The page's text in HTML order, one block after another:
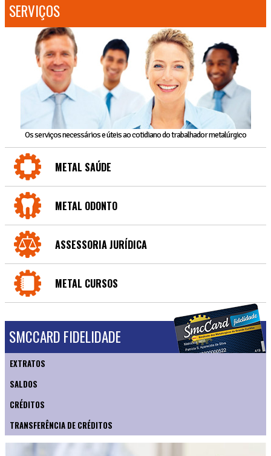
SERVIÇOS
Os serviços necessários e úteis ao cotidiano do trabalhador metalúrgico
METAL SAÚDE
METAL ODONTO
ASSESSORIA JURÍDICA
METAL CURSOS
SMCCARD FIDELIDADE
EXTRATOS
SALDOS
CRÉDITOS
TRANSFERÊNCIA DE CRÉDITOS